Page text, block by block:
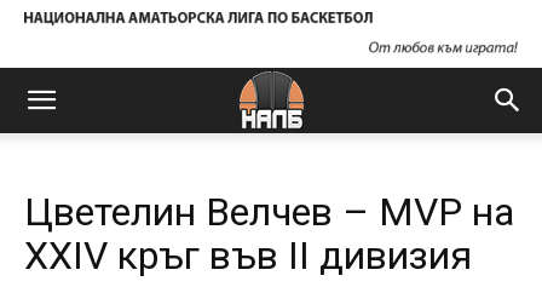
Цветелин Велчев – MVP на
XXIV кръг във II дивизия